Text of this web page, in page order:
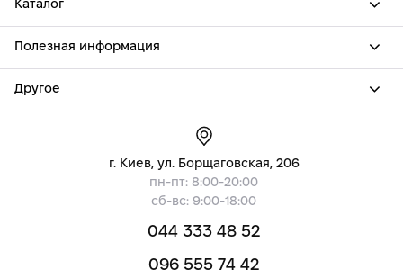
Каталог
Полезная информация
Другое
г. Киев, ул. Борщаговская, 206
пн-пт: 8:00-20:00
сб-вс: 9:00-18:00
044 333 48 52
096 555 74 42